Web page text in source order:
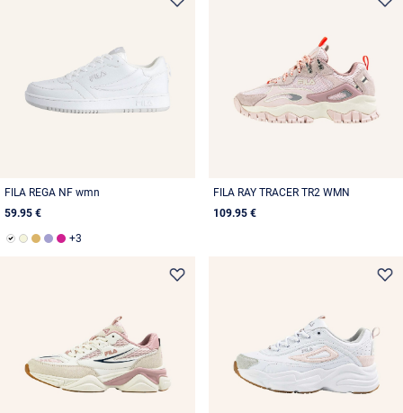
FILA REGA NF wmn
59.95 €
FILA RAY TRACER TR2 WMN
109.95 €